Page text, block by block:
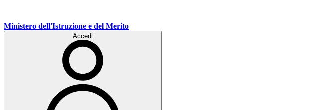
Ministero dell'Istruzione e del Merito
Accedi